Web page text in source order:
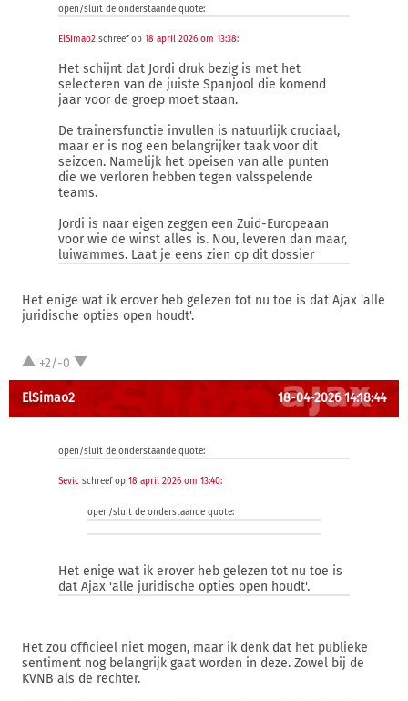
open/sluit de onderstaande quote:
ElSimao2 schreef op 18 april 2026 om 13:38:
Het schijnt dat Jordi druk bezig is met het
selecteren van de juiste Spanjool die komend
jaar voor de groep moet staan.
De trainersfunctie invullen is natuurlijk cruciaal,
maar er is nog een belangrijker taak voor dit
seizoen. Namelijk het opeisen van alle punten
die we verloren hebben tegen valsspelende
teams.
Jordi is naar eigen zeggen een Zuid-Europeaan
voor wie de winst alles is. Nou, leveren dan maar,
luiwammes. Laat je eens zien op dit dossier
Het enige wat ik erover heb gelezen tot nu toe is dat Ajax 'alle
juridische opties open houdt'.
+2/-0
ElSimao2 18-04-2026 14:18:44
open/sluit de onderstaande quote:
Sevic schreef op 18 april 2026 om 13:40:
open/sluit de onderstaande quote:
Het enige wat ik erover heb gelezen tot nu toe is
dat Ajax 'alle juridische opties open houdt'.
Het zou officieel niet mogen, maar ik denk dat het publieke
sentiment nog belangrijk gaat worden in deze. Zowel bij de
KVNB als de rechter.